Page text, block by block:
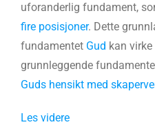
uforanderlig fundament,
fire posisjoner. Dette
fundamentet Gud kan
grunnleggende
Guds hensikt med
Les videre